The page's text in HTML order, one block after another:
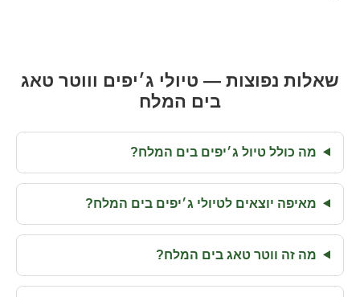
שאלות נפוצות — טיולי ג׳יפים וווטר טאג
בים המלח
מה כולל טיול ג׳יפים בים המלח?
מאיפה יוצאים לטיולי ג׳יפים בים המלח?
מה זה ווטר טאג בים המלח?